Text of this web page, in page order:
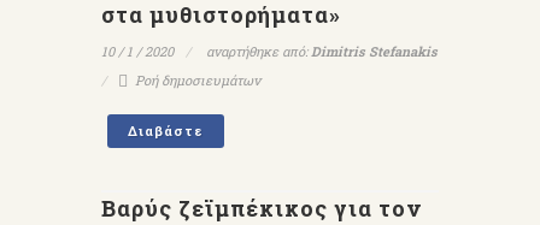
στα μυθιστορήματα»
10 / 1 / 2020 αναρτήθηκε από:Dimitris Stefanakis
Ροή δημοσιευμάτων
Διαβάστε
Βαρύς ζεϊμπέκικος για τον